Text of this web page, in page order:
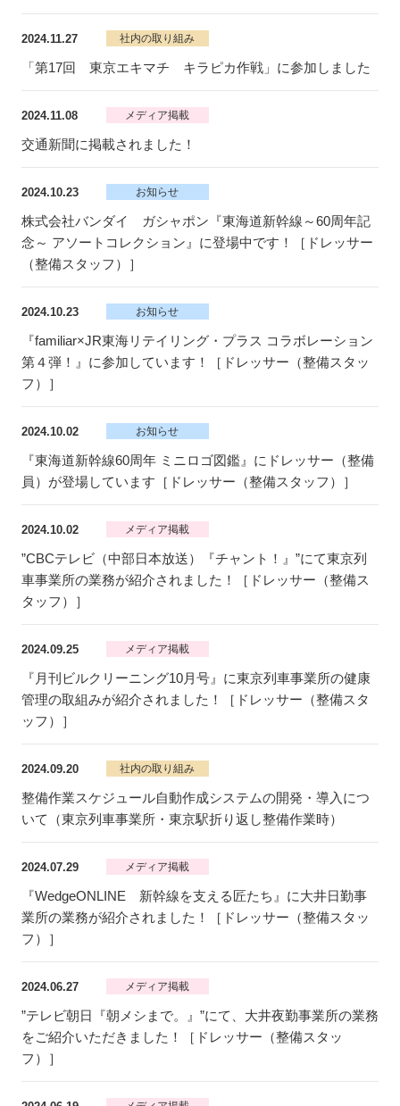
2024.11.27 社内の取り組み
「第17回 東京エキマチ キラピカ作戦」に参加しました
2024.11.08 メディア掲載
交通新聞に掲載されました！
2024.10.23 お知らせ
株式会社バンダイ ガシャポン『東海道新幹線～60周年記
念～ アソートコレクション』に登場中です！［ドレッサー
（整備スタッフ）］
2024.10.23 お知らせ
『familiar×JR東海リテイリング・プラス コラボレーション
第４弾！』に参加しています！［ドレッサー（整備スタッ
フ）］
2024.10.02 お知らせ
『東海道新幹線60周年 ミニロゴ図鑑』にドレッサー（整備
員）が登場しています［ドレッサー（整備スタッフ）］
2024.10.02 メディア掲載
”CBCテレビ（中部日本放送）『チャント！』”にて東京列
車事業所の業務が紹介されました！［ドレッサー（整備ス
タッフ）］
2024.09.25 メディア掲載
『月刊ビルクリーニング10月号』に東京列車事業所の健康
管理の取組みが紹介されました！［ドレッサー（整備スタ
ッフ）］
2024.09.20 社内の取り組み
整備作業スケジュール自動作成システムの開発・導入につ
いて（東京列車事業所・東京駅折り返し整備作業時）
2024.07.29 メディア掲載
『WedgeONLINE 新幹線を支える匠たち』に大井日勤事
業所の業務が紹介されました！［ドレッサー（整備スタッ
フ）］
2024.06.27 メディア掲載
”テレビ朝日『朝メシまで。』”にて、大井夜勤事業所の業務
をご紹介いただきました！［ドレッサー（整備スタッ
フ）］